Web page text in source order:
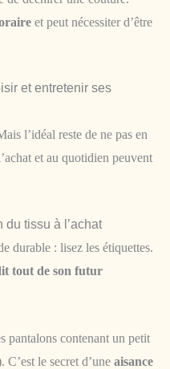
et peut nécessiter d’être
et entretenir ses
l’idéal reste de ne pas en
et au quotidien peuvent
du tissu à l’achat
durable : lisez les étiquettes.
tout de son futur
pantalons contenant un petit
C’est le secret d’une aisance